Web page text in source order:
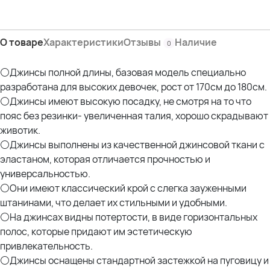
26% Полиэстер
2% Эластан
Модель Дарья.
Параметры: рост 175см; ОГ 107см; ОТ 90см; ОЖ 112см; ОБ 120см-
отлично села маркировка- S
Параметры наших моделей:
Оксана- рост 170; ОГ 114; ОТ 105; ОЖ 110; ОБ 120 *отлично села
маркировка- L
О товареХарактеристикиОтзывы 0 Наличие
⚪Джинсы полной длины, базовая модель специально
разработана для высоких девочек, рост от 170см до 180см.
⚪Джинсы имеют высокую посадку, не смотря на то что
пояс без резинки- увеличенная талия, хорошо скрадывают
животик.
⚪Джинсы выполнены из качественной джинсовой ткани с
эластаном, которая отличается прочностью и
универсальностью.
⚪Они имеют классический крой с слегка зауженными
штанинами, что делает их стильными и удобными.
⚪На джинсах видны потертости, в виде горизонтальных
полос, которые придают им эстетическую
привлекательность.
⚪Джинсы оснащены стандартной застежкой на пуговицу и